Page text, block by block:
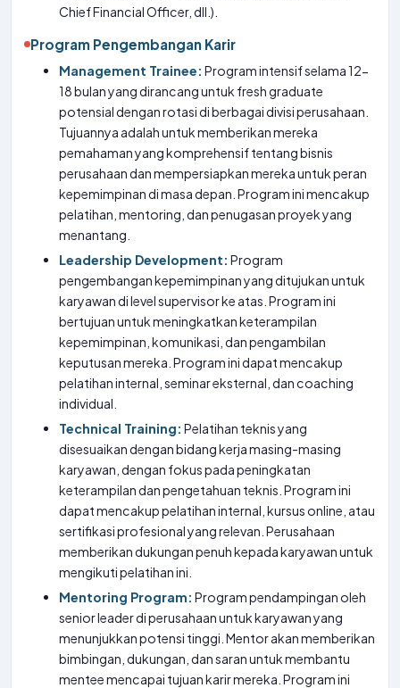
Chief Financial Officer, dll.).
Program Pengembangan Karir
Management Trainee: Program intensif selama 12-
18 bulan yang dirancang untuk fresh graduate
potensial dengan rotasi di berbagai divisi perusahaan.
Tujuannya adalah untuk memberikan mereka
pemahaman yang komprehensif tentang bisnis
perusahaan dan mempersiapkan mereka untuk peran
kepemimpinan di masa depan. Program ini mencakup
pelatihan, mentoring, dan penugasan proyek yang
menantang.
Leadership Development: Program
pengembangan kepemimpinan yang ditujukan untuk
karyawan di level supervisor ke atas. Program ini
bertujuan untuk meningkatkan keterampilan
kepemimpinan, komunikasi, dan pengambilan
keputusan mereka. Program ini dapat mencakup
pelatihan internal, seminar eksternal, dan coaching
individual.
Technical Training: Pelatihan teknis yang
disesuaikan dengan bidang kerja masing-masing
karyawan, dengan fokus pada peningkatan
keterampilan dan pengetahuan teknis. Program ini
dapat mencakup pelatihan internal, kursus online, atau
sertifikasi profesional yang relevan. Perusahaan
memberikan dukungan penuh kepada karyawan untuk
mengikuti pelatihan ini.
Mentoring Program: Program pendampingan oleh
senior leader di perusahaan untuk karyawan yang
menunjukkan potensi tinggi. Mentor akan memberikan
bimbingan, dukungan, dan saran untuk membantu
mentee mencapai tujuan karir mereka. Program ini